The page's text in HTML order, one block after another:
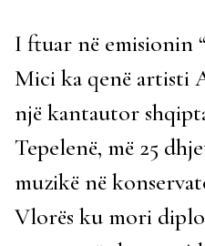
I ftuar në emisionin
Mici ka qenë artisti
një kantautor
Tepelenë, më 25
muzikë në
Vlorës ku mori